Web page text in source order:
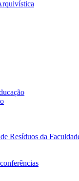
Resíduos da